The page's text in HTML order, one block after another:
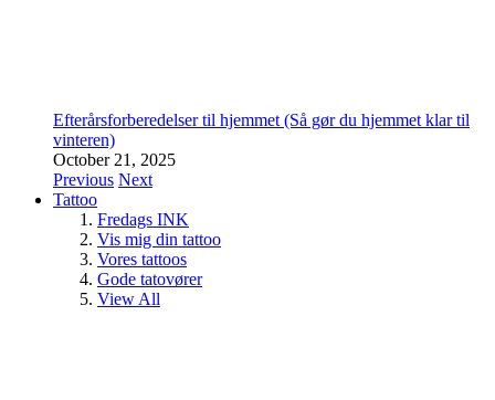
Efterårsforberedelser til hjemmet (Så gør du hjemmet klar til
vinteren)
October 21, 2025
Previous Next
Tattoo
Fredags INK
Vis mig din tattoo
Vores tattoos
Gode tatovører
View All